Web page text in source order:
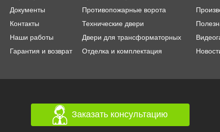
Документы
Контакты
Наши работы
Гарантия и возврат
Противопожарные ворота
Технические двери
Двери для трансформаторных
Отделка и комплектация
Заказать консультацию